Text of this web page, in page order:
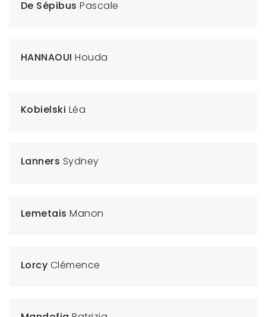
De SépibusPascale
HANNAOUIHouda
Kobielski Léa
Lanners Sydney
LemetaisManon
Lorcy Clémence